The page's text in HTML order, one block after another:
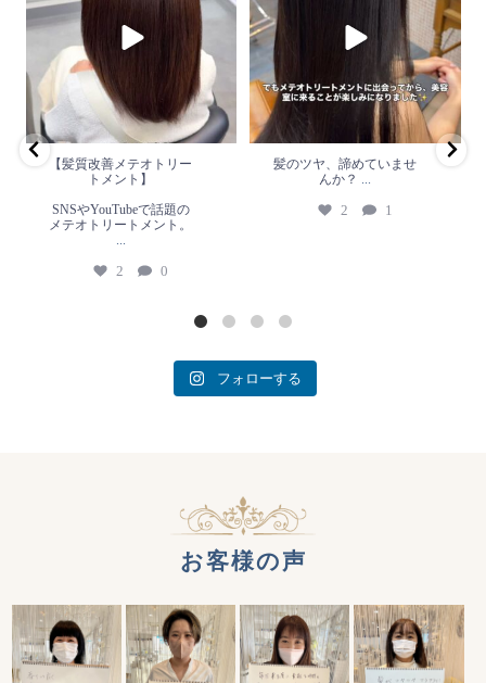
SNSやYouTubeで話題のメテオト
リートメント。
2 0
【髪質改善メテオトリー
トメント】
SNSやYouTubeで話題の
メテオトリートメント。
...
2 0
1
髪のツヤ、諦めていませ
んか？ ...
2 1
フォローする
お客様の声